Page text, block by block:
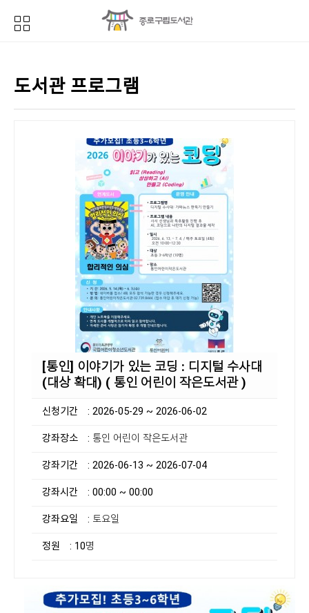
도서관 프로그램
[통인] 이야기가 있는 코딩 : 디지털 수사대
(대상 확대) ( 통인 어린이 작은도서관 )
신청기간 : 2026-05-29 ~ 2026-06-02
강좌장소 : 통인 어린이 작은도서관
강좌기간 : 2026-06-13 ~ 2026-07-04
강좌시간 : 00:00 ~ 00:00
강좌요일 : 토요일
정원 : 10명